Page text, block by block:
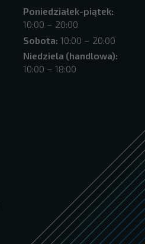
Poniedziałek-piątek:
10:00 – 20:00
Sobota: 10:00 – 20:00
Niedziela (handlowa):
10:00 – 18:00